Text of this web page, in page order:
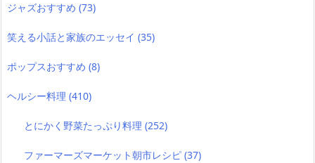
ジャズおすすめ (73)
笑える小話と家族のエッセイ (35)
ポップスおすすめ (8)
ヘルシー料理 (410)
とにかく野菜たっぷり料理(252)
ファーマーズマーケット朝市レシピ(37)